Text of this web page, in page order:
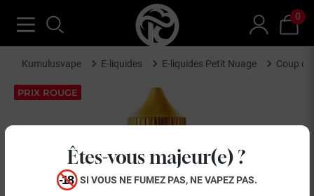
Êtes-vous majeur(e) ?
SI VOUS NE FUMEZ PAS, NE VAPEZ PAS.
0
Kumulusvape E-liquides E-liquides Petit Nuage Coup
PRIX ROUGE